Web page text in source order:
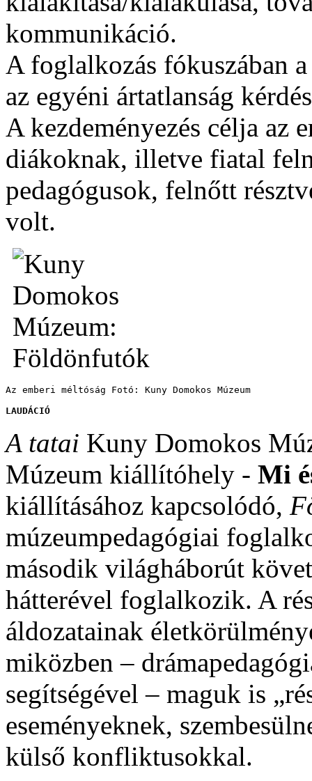
kommunikáció.
A foglalkozás fókuszában
az egyéni ártatlanság
A kezdeményezés célja az
diákoknak, illetve fiatal
pedagógusok, felnőtt
volt.
Az emberi méltóság Fotó: Kuny Domokos Múzeum
LAUDÁCIÓ
A tatai Kuny Domokos
Múzeum kiállítóhely - Mi
kiállításához kapcsolódó,
múzeumpedagógiai
második világháborút
hátterével foglalkozik. A
áldozatainak
miközben –
segítségével – maguk is
eseményeknek,
külső konfliktusokkal.